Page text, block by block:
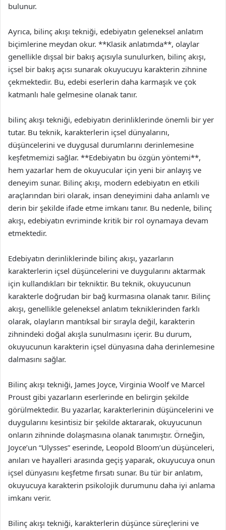
bulunur.
Ayrıca, bilinç akışı tekniği, edebiyatın geleneksel anlatım
biçimlerine meydan okur. **Klasik anlatımda**, olaylar
genellikle dışsal bir bakış açısıyla sunulurken, bilinç akışı,
içsel bir bakış açısı sunarak okuyucuyu karakterin zihnine
çekmektedir. Bu, edebi eserlerin daha karmaşık ve çok
katmanlı hale gelmesine olanak tanır.
bilinç akışı tekniği, edebiyatın derinliklerinde önemli bir yer
tutar. Bu teknik, karakterlerin içsel dünyalarını,
düşüncelerini ve duygusal durumlarını derinlemesine
keşfetmemizi sağlar. **Edebiyatın bu özgün yöntemi**,
hem yazarlar hem de okuyucular için yeni bir anlayış ve
deneyim sunar. Bilinç akışı, modern edebiyatın en etkili
araçlarından biri olarak, insan deneyimini daha anlamlı ve
derin bir şekilde ifade etme imkanı tanır. Bu nedenle, bilinç
akışı, edebiyatın evriminde kritik bir rol oynamaya devam
etmektedir.
Edebiyatın derinliklerinde bilinç akışı, yazarların
karakterlerin içsel düşüncelerini ve duygularını aktarmak
için kullandıkları bir tekniktir. Bu teknik, okuyucunun
karakterle doğrudan bir bağ kurmasına olanak tanır. Bilinç
akışı, genellikle geleneksel anlatım tekniklerinden farklı
olarak, olayların mantıksal bir sırayla değil, karakterin
zihnindeki doğal akışla sunulmasını içerir. Bu durum,
okuyucunun karakterin içsel dünyasına daha derinlemesine
dalmasını sağlar.
Bilinç akışı tekniği, James Joyce, Virginia Woolf ve Marcel
Proust gibi yazarların eserlerinde en belirgin şekilde
görülmektedir. Bu yazarlar, karakterlerinin düşüncelerini ve
duygularını kesintisiz bir şekilde aktararak, okuyucunun
onların zihninde dolaşmasına olanak tanımıştır. Örneğin,
Joyce’un “Ulysses” eserinde, Leopold Bloom’un düşünceleri,
anıları ve hayalleri arasında geçiş yaparak, okuyucuya onun
içsel dünyasını keşfetme fırsatı sunar. Bu tür bir anlatım,
okuyucuya karakterin psikolojik durumunu daha iyi anlama
imkanı verir.
Bilinç akışı tekniği, karakterlerin düşünce süreçlerini ve